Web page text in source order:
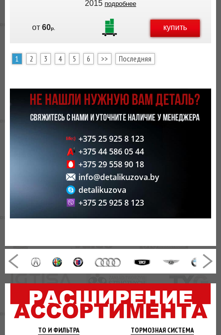
ТО И ФИЛЬТРА ТОРМОЗНАЯСИСТЕМА
2015 подробнее
от60р. купить
1 2 3 4 5 6 >> Последняя
НЕ НАШЛИ НУЖНУЮ ВАМ ДЕТАЛЬ?
СВЯЖИТЕСЬ С НАМИ И УТОЧНИТЕ НАЛИЧИЕ У МЕНЕДЖЕРА
+375 25 925 8 123
+375 44 586 05 44
+375 29 558 90 18
info@detalikuzova.by
detalikuzova
+375 25 925 8 123